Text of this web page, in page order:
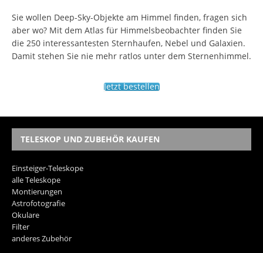
Sie wollen Deep-Sky-Objekte am Himmel finden, fragen sich
aber wo? Mit dem Atlas für Himmelsbeobachter finden Sie
die 250 interessantesten Sternhaufen, Nebel und Galaxien.
Damit stehen Sie nie mehr ratlos unter dem Sternenhimmel.
Jetzt bestellen
TELESKOP UND ZUBEHÖR KAUFEN
Einsteiger-Teleskope
alle Teleskope
Montierungen
Astrofotografie
Okulare
Filter
anderes Zubehör